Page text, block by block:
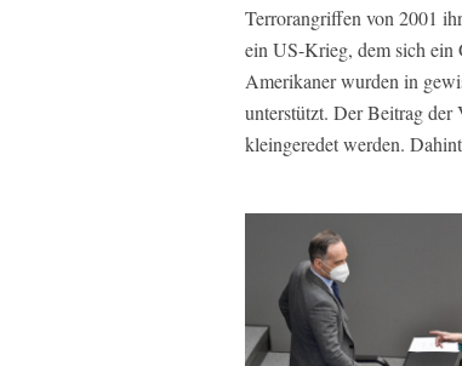
Terrorangriffen von 2001
ein US-Krieg, dem sich ein
Amerikaner wurden in
unterstützt. Der Beitrag der
kleingeredet werden.